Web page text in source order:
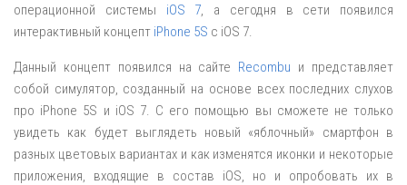
операционной системы iOS 7 , а сегодня в сети появился
интерактивный концепт iPhone 5S с iOS 7.
Данный концепт появился на сайте Recombu и представляет
собой симулятор, созданный на основе всех последних слухов
про iPhone 5S и iOS 7. С его помощью вы сможете не только
увидеть как будет выглядеть новый «яблочный» смартфон в
разных цветовых вариантах и как изменятся иконки и некоторые
приложения, входящие в состав iOS, но и опробовать их в